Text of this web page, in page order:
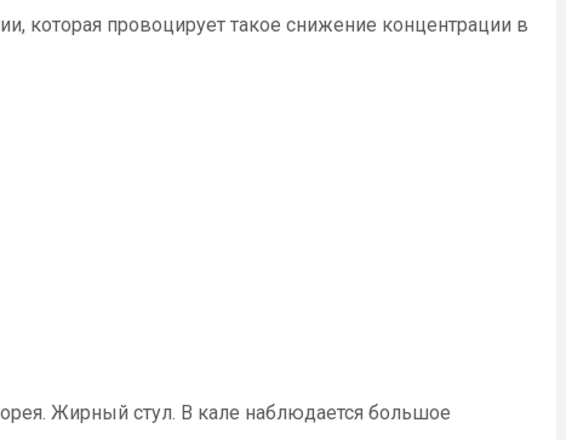
которая провоцирует такое снижение концентрации в
Жирный стул. В кале наблюдается большое